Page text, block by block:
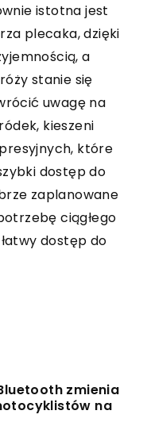
istotna jest
plecaka, dzięki
a
stanie się
uwagę na
kieszeni
które
dostęp do
zaplanowane
ciągłego
dostęp do
zmienia
na